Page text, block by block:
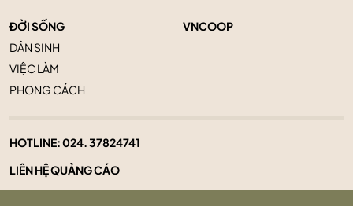
ĐỜI SỐNG
DÂN SINH
VIỆC LÀM
PHONG CÁCH
VNCOOP
HOTLINE:024. 37824741
LIÊN HỆ QUẢNG CÁO